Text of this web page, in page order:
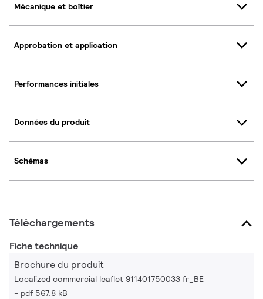
Mécanique et boîtier
Approbation et application
Performances initiales
Données du produit
Schémas
Téléchargements
Fiche technique
Brochure du produit
Localized commercial leaflet 911401750033 fr_BE
pdf 567.8 kB